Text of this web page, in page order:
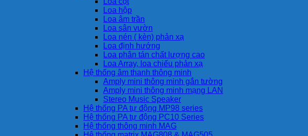
Loa hộp
Loa âm trần
Loa sân vườn
Loa nén ( kèn) phản xạ
Loa định hướng
Loa phân tán chất lượng cao
Loa Array, loa chiếu phản xạ
Hệ thống âm thanh thông minh
Amply mini thông minh gắn tường
Amply mini thông minh mạng LAN
Stereo Music Speaker
Hệ thống PA tự động MP98 series
Hệ thống PA tự động PC10 Series
Hệ thống thông minh MAG